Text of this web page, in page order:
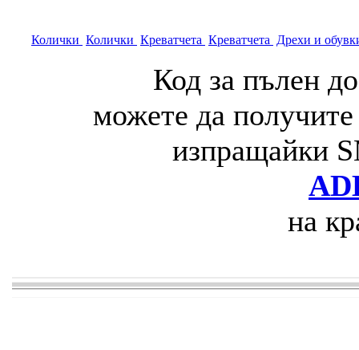
Колички Колички Креватчета Креватчета Дрехи и
Код за пълен
можете да
изпращайки
на